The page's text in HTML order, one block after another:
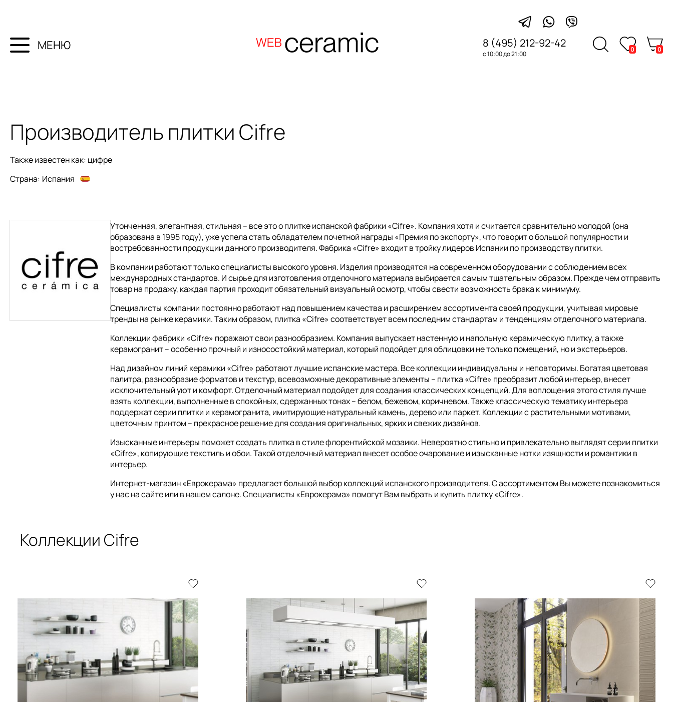
МЕНЮ 8 (495) 212-92-42
с 10:00 до 21:00
0 0
Производитель плиткиCifre
Также известен как: цифре
Страна: Испания
Утонченная, элегантная, стильная – все это о плитке испанской фабрики «Cifre». Компания хотя и считается сравнительно молодой (она
образована в 1995 году), уже успела стать обладателем почетной награды «Премия по экспорту», что говорит о большой популярности и
востребованности продукции данного производителя. Фабрика «Cifre» входит в тройку лидеров Испании по производству плитки.
В компании работают только специалисты высокого уровня. Изделия производятся на современном оборудовании с соблюдением всех
международных стандартов. И сырье для изготовления отделочного материала выбирается самым тщательным образом. Прежде чем отправить
товар на продажу, каждая партия проходит обязательный визуальный осмотр, чтобы свести возможность брака к минимуму.
Специалисты компании постоянно работают над повышением качества и расширением ассортимента своей продукции, учитывая мировые
тренды на рынке керамики. Таким образом, плитка «Cifre» соответствует всем последним стандартам и тенденциям отделочного материала.
Коллекции фабрики «Cifre» поражают свои разнообразием. Компания выпускает настенную и напольную керамическую плитку, а также
керамогранит – особенно прочный и износостойкий материал, который подойдет для облицовки не только помещений, но и экстерьеров.
Над дизайном линий керамики «Cifre» работают лучшие испанские мастера. Все коллекции индивидуальны и неповторимы. Богатая цветовая
палитра, разнообразие форматов и текстур, всевозможные декоративные элементы – плитка «Cifre» преобразит любой интерьер, внесет
исключительный уют и комфорт. Отделочный материал подойдет для создания классических концепций. Для воплощения этого стиля лучше
взять коллекции, выполненные в спокойных, сдержанных тонах – белом, бежевом, коричневом. Также классическую тематику интерьера
поддержат серии плитки и керамогранита, имитирующие натуральный камень, дерево или паркет. Коллекции с растительными мотивами,
цветочным принтом – прекрасное решение для создания оригинальных, ярких и свежих дизайнов.
Изысканные интерьеры поможет создать плитка в стиле флорентийской мозаики. Невероятно стильно и привлекательно выглядят серии плитки
«Cifre», копирующие текстиль и обои. Такой отделочный материал внесет особое очарование и изысканные нотки изящности и романтики в
интерьер.
Интернет-магазин «Еврокерама» предлагает большой выбор коллекций испанского производителя. С ассортиментом Вы можете познакомиться
у нас на сайте или в нашем салоне. Специалисты «Еврокерама» помогут Вам выбрать и купить плитку «Cifre».
Коллекции Cifre